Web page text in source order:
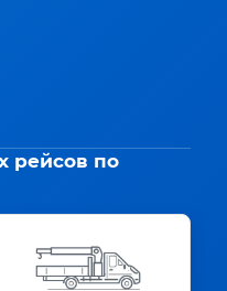
рейсов по